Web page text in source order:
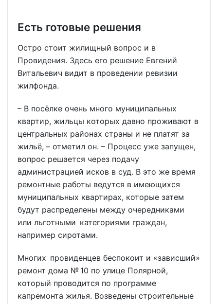
Есть готовые решения
Остро стоит жилищный вопрос и в
Провидения. Здесь его решение Евгений
Витальевич видит в проведении ревизии
жилфонда.
– В посёлке очень много муниципальных
квартир, жильцы которых давно проживают в
центральных районах страны и не платят за
жильё, – отметил он. – Процесс уже запущен,
вопрос решается через подачу
администрацией исков в суд. В это же время
ремонтные работы ведутся в имеющихся
муниципальных квартирах, которые затем
будут распределены между очередниками
или льготными категориями граждан,
например сиротами.
Многих провиденцев беспокоит и «зависший»
ремонт дома № 10 по улице Полярной,
который проводится по программе
капремонта жилья. Возведены строительные